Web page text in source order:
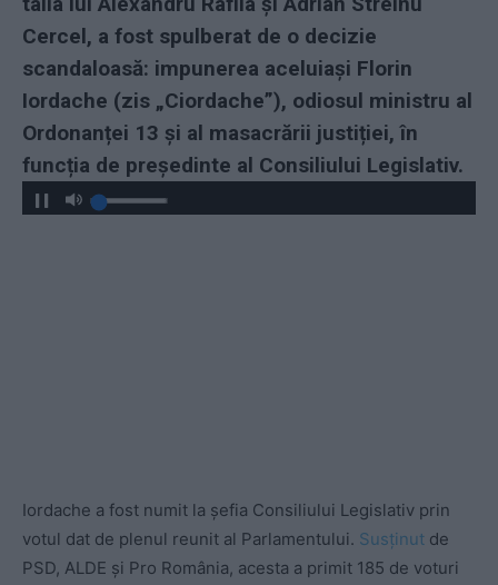
Cercel, a fost spulberat de o decizie
scandaloasă: impunerea aceluiași Florin
Iordache (zis „Ciordache”), odiosul ministru al
Ordonanței 13 și al masacrării justiției, în
funcția de președinte al Consiliului Legislativ.
Iordache a fost numit la șefia Consiliului Legislativ prin
votul dat de plenul reunit al Parlamentului. Susținut de
PSD, ALDE și Pro România, acesta a primit 185 de voturi